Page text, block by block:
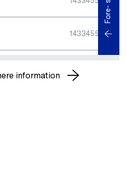
143345550
information